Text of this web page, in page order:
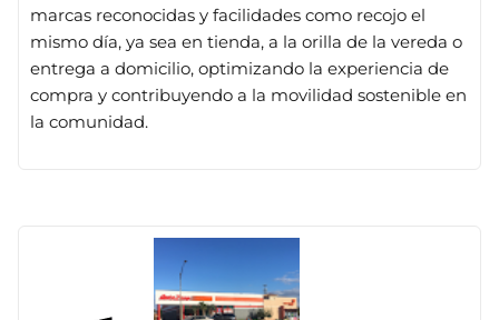
marcas reconocidas y facilidades como recojo el
mismo día, ya sea en tienda, a la orilla de la vereda o
entrega a domicilio, optimizando la experiencia de
compra y contribuyendo a la movilidad sostenible en
la comunidad.